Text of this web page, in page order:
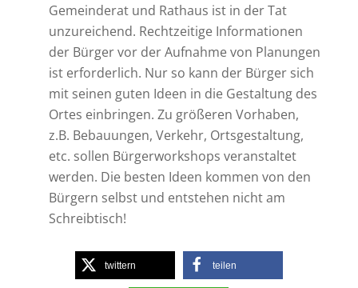
Gemein­de­rat und Rat­haus ist in der Tat
unzu­rei­chend. Recht­zei­ti­ge Infor­ma­tio­nen
der Bür­ger vor der Auf­nah­me von Pla­nun­gen
ist erfor­der­lich. Nur so kann der Bür­ger sich
mit sei­nen guten Ideen in die Gestal­tung des
Ortes ein­brin­gen. Zu grö­ße­ren Vor­ha­ben,
z.B. Bebau­un­gen, Ver­kehr, Orts­ge­stal­tung,
etc. sol­len Bür­ger­work­shops ver­an­stal­tet
wer­den. Die bes­ten Ideen kom­men von den
Bür­gern selbst und ent­ste­hen nicht am
Schreibtisch!
twit­tern tei­len